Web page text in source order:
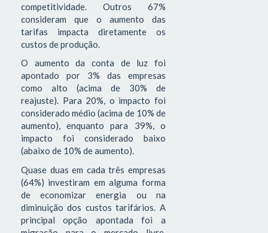
competitividade. Outros 67%
consideram que o aumento das
tarifas impacta diretamente os
custos de produção.
O aumento da conta de luz foi
apontado por 3% das empresas
como alto (acima de 30% de
reajuste). Para 20%, o impacto foi
considerado médio (acima de 10% de
aumento), enquanto para 39%, o
impacto foi considerado baixo
(abaixo de 10% de aumento).
Quase duas em cada três empresas
(64%) investiram em alguma forma
de economizar energia ou na
diminuição dos custos tarifários. A
principal opção apontada foi a